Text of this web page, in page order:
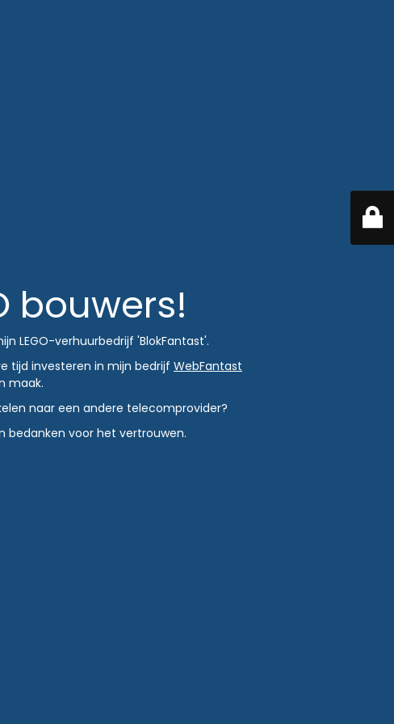
bouwers!
LEGO-verhuurbedrijf 'BlokFantast'.
tijd investeren in mijn bedrijf WebFantast
maak.
naar een andere telecomprovider?
bedanken voor het vertrouwen.